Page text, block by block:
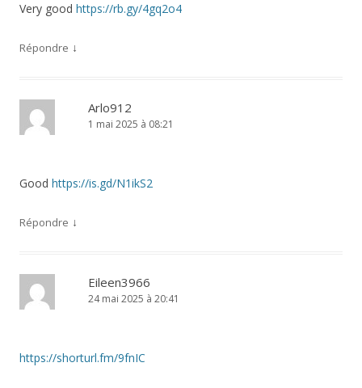
Very good https://rb.gy/4gq2o4
Répondre ↓
Arlo912
1 mai 2025 à 08:21
Good https://is.gd/N1ikS2
Répondre ↓
Eileen3966
24 mai 2025 à 20:41
https://shorturl.fm/9fnIC